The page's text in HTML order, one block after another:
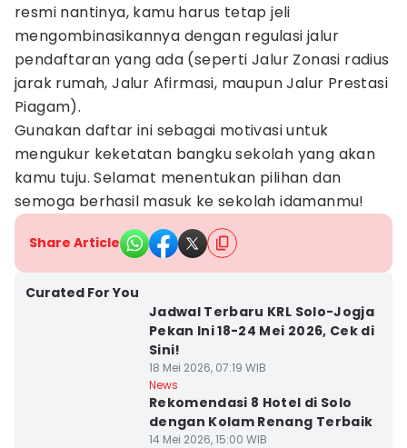
resmi nantinya, kamu harus tetap jeli
mengombinasikannya dengan regulasi jalur
pendaftaran yang ada (seperti Jalur Zonasi radius
jarak rumah, Jalur Afirmasi, maupun Jalur Prestasi
Piagam).
Gunakan daftar ini sebagai motivasi untuk
mengukur keketatan bangku sekolah yang akan
kamu tuju. Selamat menentukan pilihan dan
semoga berhasil masuk ke sekolah idamanmu!
Share Article
Curated For You
Jadwal Terbaru KRL Solo-Jogja
Pekan Ini 18-24 Mei 2026, Cek di
Sini!
18 Mei 2026, 07:19 WIB
News
Rekomendasi 8 Hotel di Solo
dengan Kolam Renang Terbaik
14 Mei 2026, 15:00 WIB